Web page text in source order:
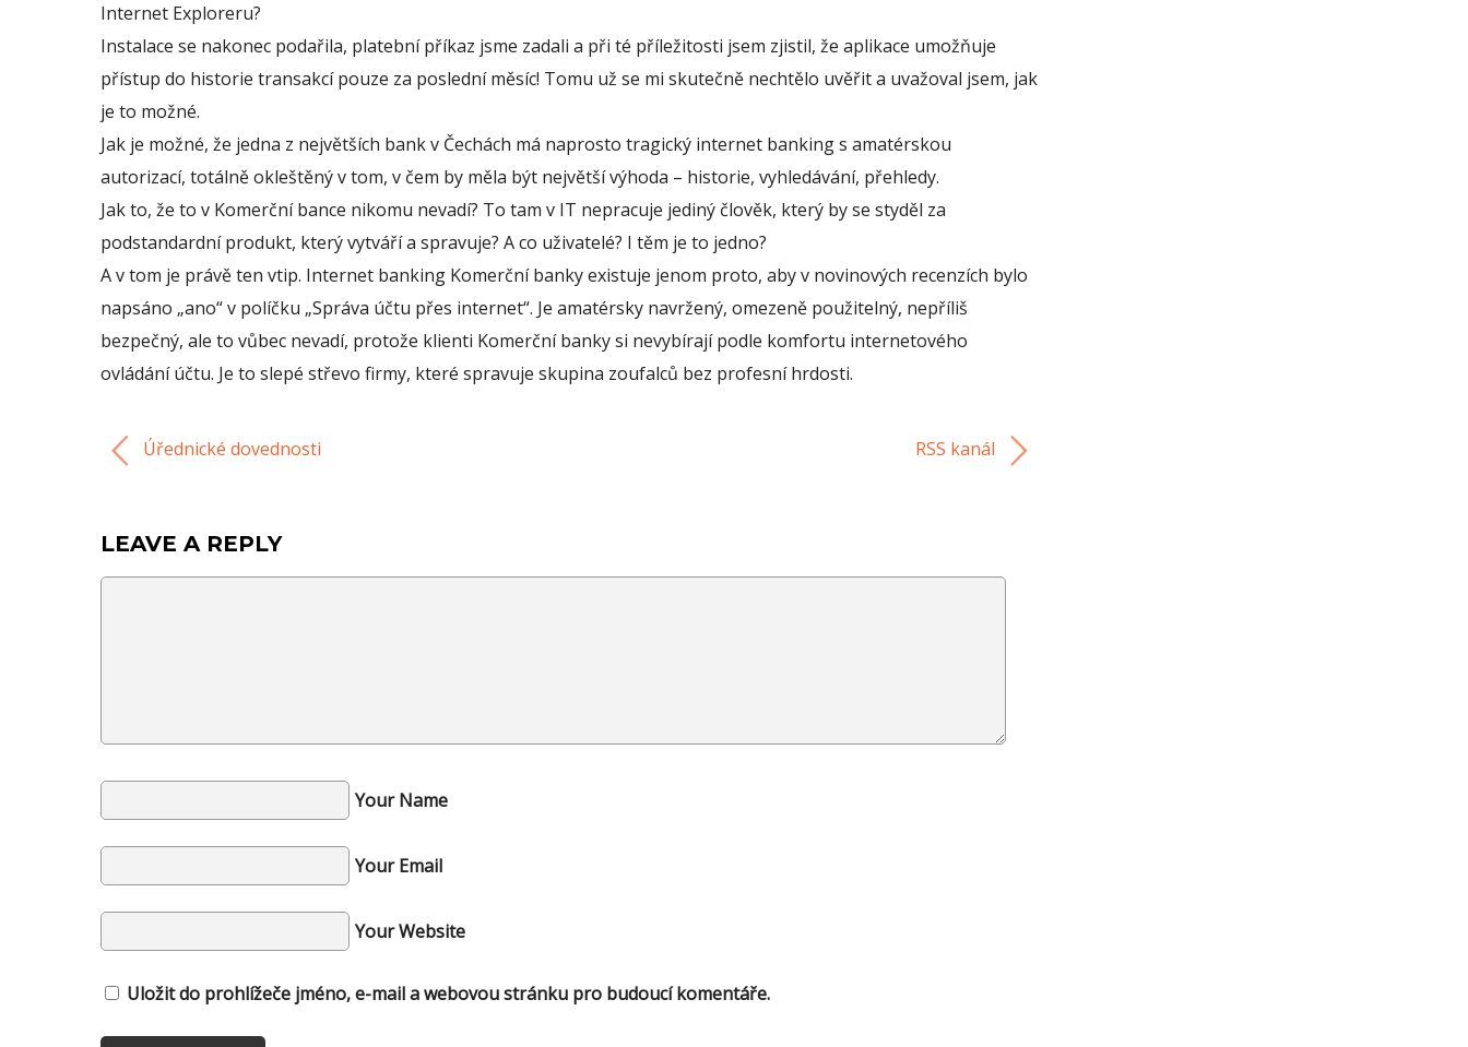
Internet Exploreru?
Instalace se nakonec podařila, platební příkaz jsme zadali a při té příležitosti jsem zjistil, že aplikace umožňuje
přístup do historie transakcí pouze za poslední měsíc! Tomu už se mi skutečně nechtělo uvěřit a uvažoval jsem, jak
je to možné.
Jak je možné, že jedna z největších bank v Čechách má naprosto tragický internet banking s amatérskou
autorizací, totálně okleštěný v tom, v čem by měla být největší výhoda – historie, vyhledávání, přehledy.
Jak to, že to v Komerční bance nikomu nevadí? To tam v IT nepracuje jediný člověk, který by se styděl za
podstandardní produkt, který vytváří a spravuje? A co uživatelé? I těm je to jedno?
A v tom je právě ten vtip. Internet banking Komerční banky existuje jenom proto, aby v novinových recenzích bylo
napsáno „ano“ v políčku „Správa účtu přes internet“. Je amatérsky navržený, omezeně použitelný, nepříliš
bezpečný, ale to vůbec nevadí, protože klienti Komerční banky si nevybírají podle komfortu internetového
ovládání účtu. Je to slepé střevo firmy, které spravuje skupina zoufalců bez profesní hrdosti.
Úřednické dovednosti RSS kanál
LEAVE A REPLY
Your Name
Your Email
Your Website
Uložit do prohlížeče jméno, e-mail a webovou stránku pro budoucí komentáře.